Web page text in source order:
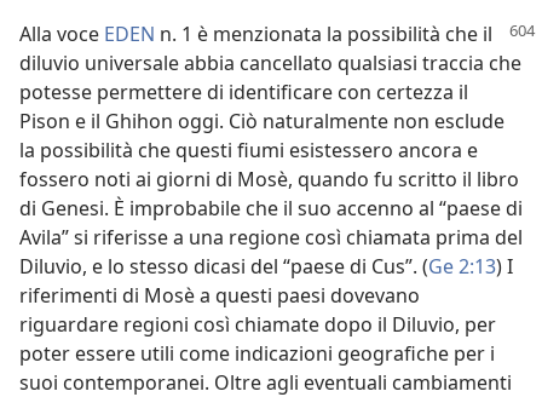
Alla voce EDEN n. 1 è menzionata la possibilità che il
diluvio universale abbia cancellato qualsiasi traccia che
potesse permettere di identificare con certezza il
Pison e il Ghihon oggi. Ciò naturalmente non esclude
la possibilità che questi fiumi esistessero ancora e
fossero noti ai giorni di Mosè, quando fu scritto il libro
di Genesi. È improbabile che il suo accenno al “paese di
Avila” si riferisse a una regione così chiamata prima del
Diluvio, e lo stesso dicasi del “paese di Cus”. (Ge 2:13) I
riferimenti di Mosè a questi paesi dovevano
riguardare regioni così chiamate dopo il Diluvio, per
poter essere utili come indicazioni geografiche per i
suoi contemporanei. Oltre agli eventuali cambiamenti